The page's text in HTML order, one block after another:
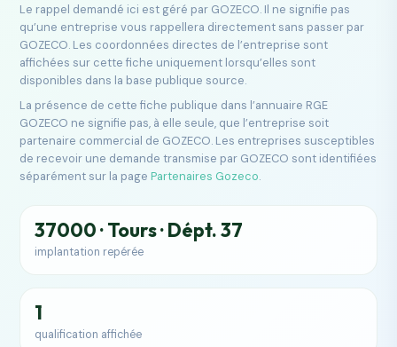
Le rappel demandé ici est géré par GOZECO. Il ne signifie pas
qu’une entreprise vous rappellera directement sans passer par
GOZECO. Les coordonnées directes de l’entreprise sont
affichées sur cette fiche uniquement lorsqu’elles sont
disponibles dans la base publique source.
La présence de cette fiche publique dans l’annuaire RGE
GOZECO ne signifie pas, à elle seule, que l’entreprise soit
partenaire commercial de GOZECO. Les entreprises susceptibles
de recevoir une demande transmise par GOZECO sont identifiées
séparément sur la pagePartenaires Gozeco.
37000 · Tours · Dépt. 37
implantation repérée
1
qualification affichée